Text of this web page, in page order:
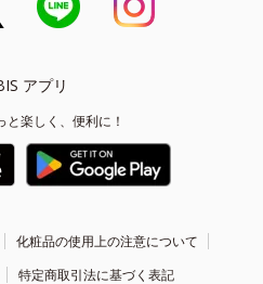
アプリ
と楽しく、便利に！
化粧品の使用上の注意について
特定商取引法に基づく表記